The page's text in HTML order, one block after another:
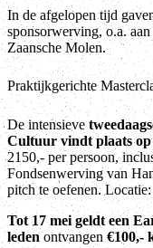
In de afgelopen tijd
sponsorwerving, o.a.
Zaansche Molen.
Praktijkgerichte
De intensieve
Cultuur vindt plaats op
2150,- per persoon,
Fondsenwerving van
pitch te oefenen.
Tot 17 mei geldt een
ledenontvangen €100,-